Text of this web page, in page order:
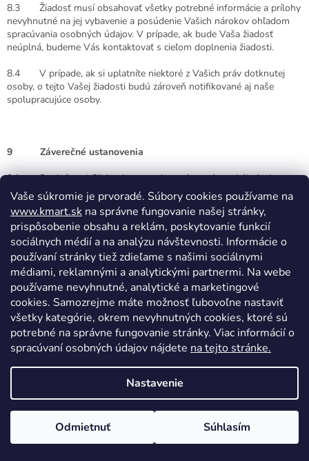
Vaše súkromie je prvoradé. Súbory cookies používame na
www.kmart.sk na správne fungovanie našej stránky,
prispôsobenie obsahu a reklám, poskytovanie funkcií
sociálnych médií a na analýzu návštevnosti. Informácie o
používaní stránky tiež zdieľame s našimi sociálnymi
médiami, reklamnými a analytickými partnermi. Na webe
používame nevyhnutné, analytické a marketingové
cookies. Samozrejme máte možnosť ľubovoľne nastaviť
všetky kategórie, okrem nevyhnutných cookies, ktoré sú
potrebné na správne fungovanie stránky. Viac informácií o
spracúvaní osobných údajov nájdete na tejto stránke.
Nastavenie
Odmietnuť Súhlasím
8.3 Žiadosť musí obsahovať všetky potrebné informácie a prílohy
nevyhnutné na jej vybavenie a posúdenie Vašich nárokov ohľadom
spracúvania osobných údajov. V prípade, ak bude Vaša žiadosť
neúplná, budeme Vás kontaktovať s cieľom doplnenia žiadosti.
8.4 V prípade, ak si uplatníte niektoré z Vašich práv dotknutej
osoby, o tejto Vašej žiadosti budú zároveň notifikované aj naše
spolupracujúce osoby.
9 Záverečné ustanovenia
9.1 Spoločnosť Clickpoint, s.r.o. je oprávnená na akúkoľvek
aktualizáciu týchto pravidiel, a to najmä v súvislosti so zmenami
v právnych predpisoch týkajúcich sa ochrany Vašich osobných
údajov. Aktuálna verzia bude vždy dostupná na webovej stránke
www.kmart.sk. V prípade, ak dôjde k podstatnej zmene ochrany
osobných údajov, najmä spôsobu spracúvania osobných údajov,
spoločnosť Clickpoint, s.r.o. si svoju informačnú povinnosť splní tak,
že pred implementáciou zmien viditeľne zverejní upozornenie.
9.2 Týmto zásadami Vás chceme ubezpečiť, že k osobným
údajom pristupujeme s najväčšou starostlivosťou a rešpektom,
riadiac sa platnými právnymi predpismi a využívajúc dostupnú mieru
technickej ochrany. V prípade otázok týkajúcich sa ochrany osobných
údajov, na ktoré ste nenašli odpoveď v tomto dokumente, napíšte na
9.3 Tieto pravidlá sú platné a účinné odo dňa 25.05.2018 a boli
aktualizované dňa 08.12.2024.